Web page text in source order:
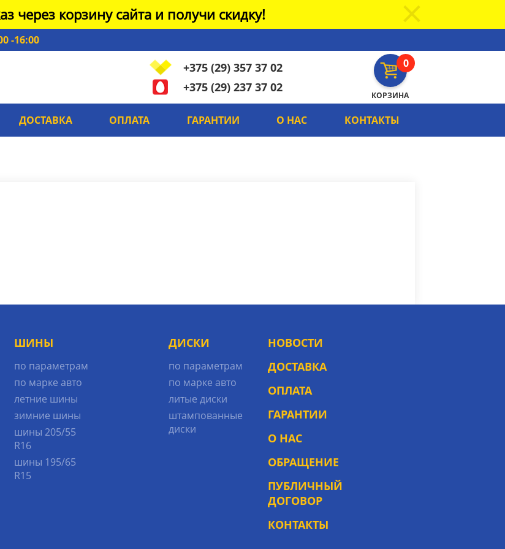
через корзину сайта и получи скидку!
-16:00
0
КОРЗИНА
+375 (29) 357 37 02
+375 (29) 237 37 02
ДОСТАВКА ОПЛАТА ГАРАНТИИ О НАС КОНТАКТЫ
ШИНЫ
по параметрам
по марке авто
летние шины
зимние шины
шины 205/55
R16
шины 195/65
R15
ДИСКИ
по параметрам
по марке авто
литые диски
штампованные
диски
НОВОСТИ
ДОСТАВКА
ОПЛАТА
ГАРАНТИИ
О НАС
ОБРАЩЕНИЕ
ПУБЛИЧНЫЙ
ДОГОВОР
КОНТАКТЫ